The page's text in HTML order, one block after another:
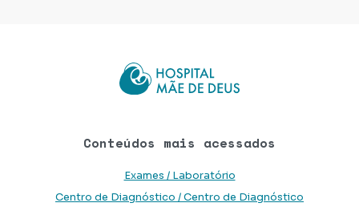
Conteúdos mais acessados
Exames / Laboratório
Centro de Diagnóstico / Centro de Diagnóstico